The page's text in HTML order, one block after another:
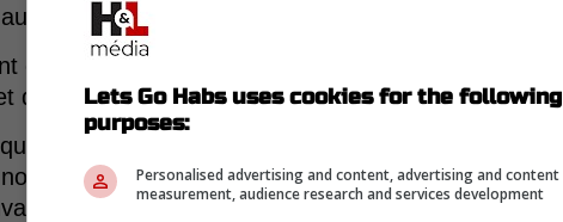
but.
est la suivante : Oliver Kapanen rejoindra-t-il le
de Laval ?
planent sur l'attaque montréalaise, Kent
chance de se faire remarquer avec le
que l'attaquant finlandais serait une option
Lets Go Habs uses cookies for the following
purposes:
Personalised advertising and content, advertising and content
measurement, audience research and services development